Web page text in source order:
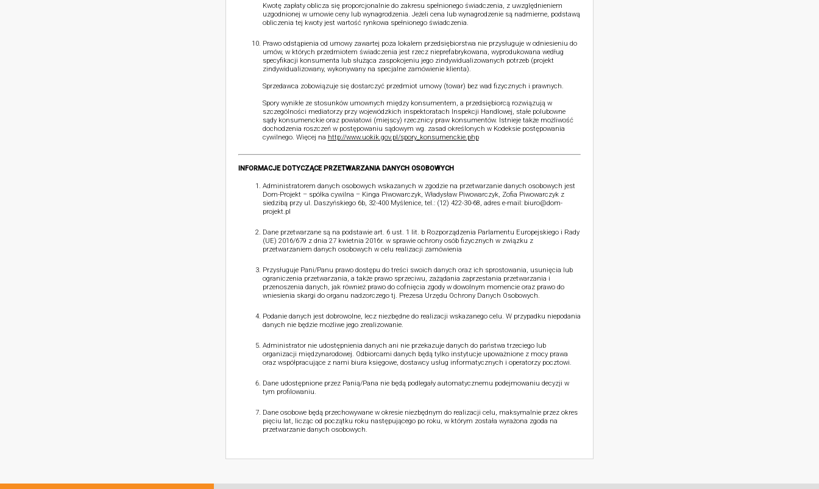
Kwotę zapłaty oblicza się proporcjonalnie do zakresu spełnionego świadczenia, z uwzględnieniem
uzgodnionej w umowie ceny lub wynagrodzenia. Jeżeli cena lub wynagrodzenie są nadmierne, podstawą
obliczenia tej kwoty jest wartość rynkowa spełnionego świadczenia.
Prawo odstąpienia od umowy zawartej poza lokalem przedsiębiorstwa nie przysługuje w odniesieniu do
umów, w których przedmiotem świadczenia jest rzecz nieprefabrykowana, wyprodukowana według
specyfikacji konsumenta lub służąca zaspokojeniu jego zindywidualizowanych potrzeb (projekt
zindywidualizowany, wykonywany na specjalne zamówienie klienta).
Sprzedawca zobowiązuje się dostarczyć przedmiot umowy (towar) bez wad fizycznych i prawnych.
Spory wynikłe ze stosunków umownych między konsumentem, a przedsiębiorcą rozwiązują w
szczególności mediatorzy przy wojewódzkich inspektoratach Inspekcji Handlowej, stałe polubowne
sądy konsumenckie oraz powiatowi (miejscy) rzecznicy praw konsumentów. Istnieje także możliwość
dochodzenia roszczeń w postępowaniu sądowym wg. zasad określonych w Kodeksie postępowania
cywilnego. Więcej na http://www.uokik.gov.pl/spory_konsumenckie.php
INFORMACJE DOTYCZĄCE PRZETWARZANIA DANYCH OSOBOWYCH
Administratorem danych osobowych wskazanych w zgodzie na przetwarzanie danych osobowych jest
Dom-Projekt – spółka cywilna – Kinga Piwowarczyk, Władysław Piwowarczyk, Zofia Piwowarczyk z
siedzibą przy ul. Daszyńskiego 6b, 32-400 Myślenice, tel.: (12) 422-30-68, adres e-mail: biuro@dom-
projekt.pl
Dane przetwarzane są na podstawie art. 6 ust. 1 lit. b Rozporządzenia Parlamentu Europejskiego i Rady
(UE) 2016/679 z dnia 27 kwietnia 2016r. w sprawie ochrony osób fizycznych w związku z
przetwarzaniem danych osobowych w celu realizacji zamówienia
Przysługuje Pani/Panu prawo dostępu do treści swoich danych oraz ich sprostowania, usunięcia lub
ograniczenia przetwarzania, a także prawo sprzeciwu, zażądania zaprzestania przetwarzania i
przenoszenia danych, jak również prawo do cofnięcia zgody w dowolnym momencie oraz prawo do
wniesienia skargi do organu nadzorczego tj. Prezesa Urzędu Ochrony Danych Osobowych.
Podanie danych jest dobrowolne, lecz niezbędne do realizacji wskazanego celu. W przypadku niepodania
danych nie będzie możliwe jego zrealizowanie.
Administrator nie udostępnienia danych ani nie przekazuje danych do państwa trzeciego lub
organizacji międzynarodowej. Odbiorcami danych będą tylko instytucje upoważnione z mocy prawa
oraz współpracujące z nami biura księgowe, dostawcy usług informatycznych i operatorzy pocztowi.
Dane udostępnione przez Panią/Pana nie będą podlegały automatycznemu podejmowaniu decyzji w
tym profilowaniu.
Dane osobowe będą przechowywane w okresie niezbędnym do realizacji celu, maksymalnie przez okres
pięciu lat, licząc od początku roku następującego po roku, w którym została wyrażona zgoda na
przetwarzanie danych osobowych.